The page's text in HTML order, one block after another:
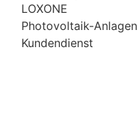
LOXONE
Photovoltaik-Anlagen
Kundendienst